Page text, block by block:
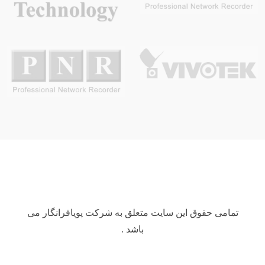
تمامی حقوق این سایت متعلق به شرکت پویافرانگار می
باشد .